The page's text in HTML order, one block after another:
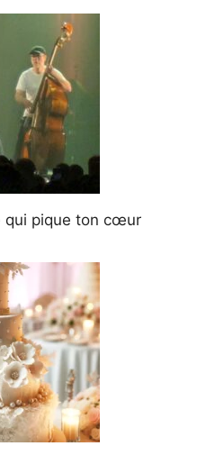
qui pique ton cœur